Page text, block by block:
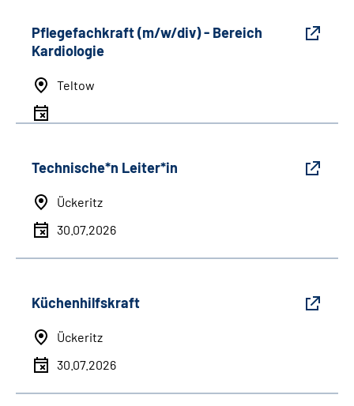
Pflegefachkraft (m/w/div) - Bereich
Kardiologie
Teltow
Technische*n Leiter*in
Ückeritz
30.07.2026
Küchenhilfskraft
Ückeritz
30.07.2026